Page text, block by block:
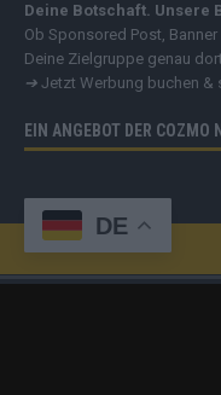
Deine Botschaft. Unsere
Ob Sponsored Post,
Deine Zielgruppe genau
➔ Jetzt Werbung buchen &
EIN ANGEBOT DER COZMO
DE